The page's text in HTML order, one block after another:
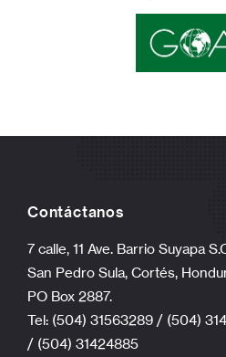
Contáctanos
7 calle, 11 Ave. Barrio Suyapa
San Pedro Sula, Cortés,
PO Box 2887.
Tel: (504) 31563289 / (504)
/ (504) 31424885